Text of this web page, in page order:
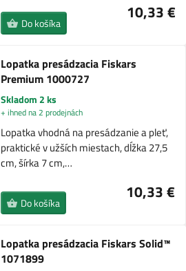
10,33 €
Do košíka
Lopatka presádzacia Fiskars
Premium 1000727
Skladom 2 ks
+ ihned na 2 prodejnách
Lopatka vhodná na presádzanie a pleť,
praktické v užších miestach, dĺžka 27,5
cm, šírka 7 cm,…
10,33 €
Do košíka
Lopatka presádzacia Fiskars Solid™
1071899